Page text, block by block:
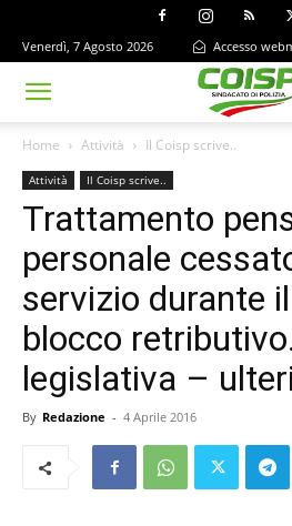
Venerdì, 7 Agosto 2026 Accesso
Home Attività Il Coisp scrive..
Attività Il Coisp scrive..
Trattamento
personale
servizio durante
blocco
legislativa –
By Redazione - 4 Aprile 2016